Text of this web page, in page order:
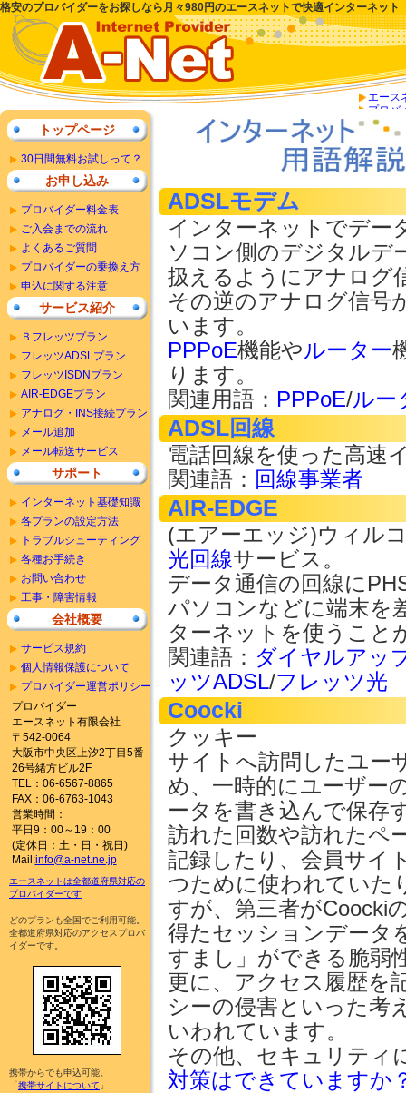
格安のプロバイダーをお探しなら月々980円のエースネットで快適インターネット
エース
プロバ
ADSLモデム
インターネットでデー
ソコン側のデジタルデ
扱えるようにアナログ
その逆のアナログ信号
います。
PPPoE機能やルーター
ります。
関連用語： PPPoE/ルー
ADSL回線
電話回線を使った高速
関連語： 回線事業者
AIR-EDGE
(エアーエッジ)ウィル
光回線サービス。
データ通信の回線に
パソコンなどに端末を
ターネットを使うこと
関連語： ダイヤルアッ
ッツADSL/フレッツ光
Coocki
クッキー
サイトへ訪問したユー
め、一時的にユーザー
ータを書き込んで保存
訪れた回数や訪れたペ
記録したり、会員サイ
つために使われていた
すが、第三者がCoocki
得たセッションデータ
すまし」ができる脆弱
更に、アクセス履歴を
シーの侵害といった考
いわれています。
その他、セキュリティ
対策はできていますか
トップページ
30日間無料お試しって？
お申し込み
プロバイダー料金表
ご入会までの流れ
よくあるご質問
プロバイダーの乗換え方
申込に関する注意
サービス紹介
Ｂフレッツプラン
フレッツADSLプラン
フレッツISDNプラン
AIR-EDGEプラン
アナログ・INS接続プラン
メール追加
メール転送サービス
サポート
インターネット基礎知識
各プランの設定方法
トラブルシューティング
各種お手続き
お問い合わせ
工事・障害情報
会社概要
サービス規約
個人情報保護について
プロバイダー運営ポリシー
プロバイダー
エースネット有限会社
〒542-0064
大阪市中央区上汐2丁目5番
26号緒方ビル2F
TEL：06-6567-8865
FAX：06-6763-1043
営業時間：
平日9：00～19：00
(定休日：土・日・祝日)
Mail:info@a-net.ne.jp
エースネットは全都道府県対応の
プロバイダーです
どのプランも全国でご利用可能。
全都道府県対応のアクセスプロバ
イダーです。
携帯からでも申込可能。
「携帯サイトについて 」